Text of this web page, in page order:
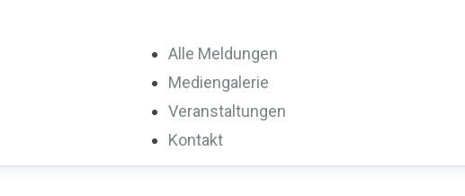
Alle Meldungen
Mediengalerie
Veranstaltungen
Kontakt